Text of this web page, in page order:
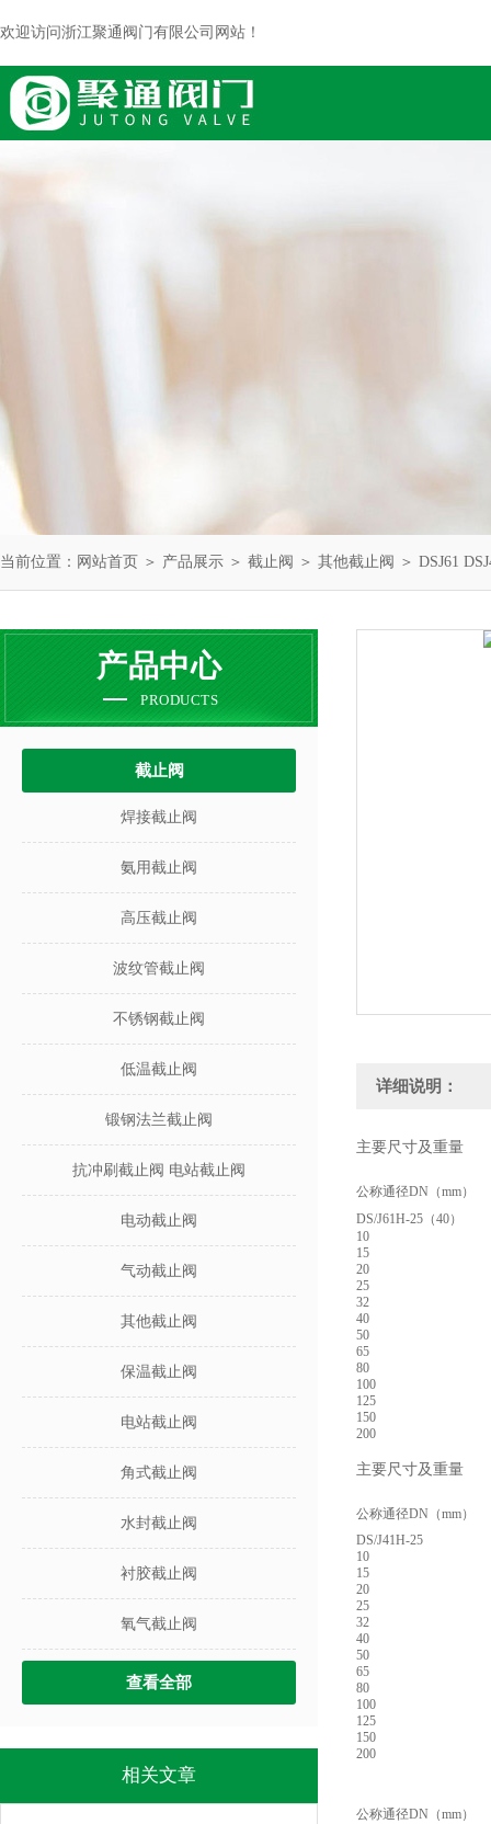
欢迎访问浙江聚通阀门有限公司网站！
当前位置： 网站首页 ＞ 产品展示 ＞ 截止阀 ＞ 其他截止阀 ＞ DSJ61
产品中心
PRODUCTS
截止阀
焊接截止阀
氨用截止阀
高压截止阀
波纹管截止阀
不锈钢截止阀
低温截止阀
锻钢法兰截止阀
抗冲刷截止阀 电站截止阀
电动截止阀
气动截止阀
其他截止阀
保温截止阀
电站截止阀
角式截止阀
水封截止阀
衬胶截止阀
氧气截止阀
查看全部
相关文章
详细说明：
主要尺寸及重量
公称通径DN（mm）
DS/J61H-25（40）
10
15
20
25
32
40
50
65
80
100
125
150
200
主要尺寸及重量
公称通径DN（mm）
DS/J41H-25
10
15
20
25
32
40
50
65
80
100
125
150
200
公称通径DN（mm）